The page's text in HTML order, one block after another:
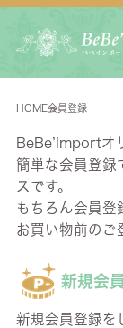
HOME会員登録
会員登
BeBe’Importオ
簡単な会員登録
スです。
もちろん会員登
お買い物前のご
新規会
新規会員登録を